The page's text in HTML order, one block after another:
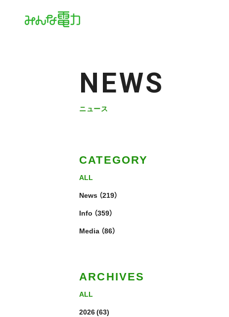
NEWS
ニュース
CATEGORY
ALL
News （219）
Info （359）
Media （86）
ARCHIVES
ALL
2026(63)